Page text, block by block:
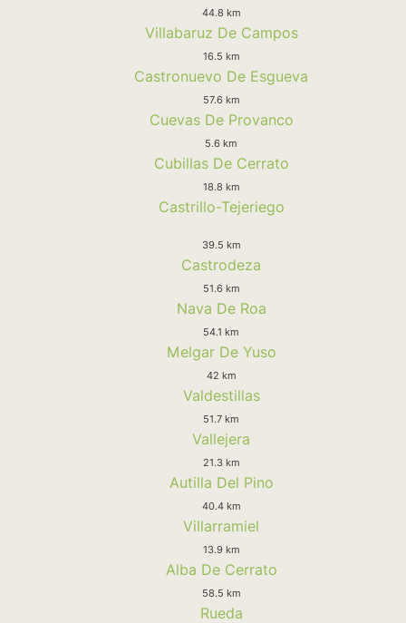
44.8 km
Villabaruz De Campos
16.5 km
Castronuevo De Esgueva
57.6 km
Cuevas De Provanco
5.6 km
Cubillas De Cerrato
18.8 km
Castrillo-Tejeriego
39.5 km
Castrodeza
51.6 km
Nava De Roa
54.1 km
Melgar De Yuso
42 km
Valdestillas
51.7 km
Vallejera
21.3 km
Autilla Del Pino
40.4 km
Villarramiel
13.9 km
Alba De Cerrato
58.5 km
Rueda